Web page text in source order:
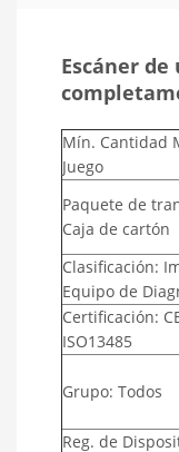
Escáner
Mín. Cantidad
Juego
Paquete de
Caja de cartón
Clasificación:
Equipo de
Certificación:
ISO13485
Grupo: Todos
Reg. de